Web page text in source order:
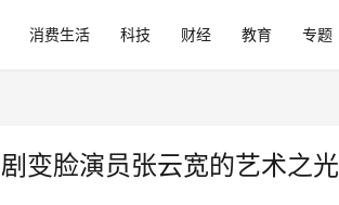
消费生活 科技 财经 教育 专题
变脸演员张云宽的艺术之光